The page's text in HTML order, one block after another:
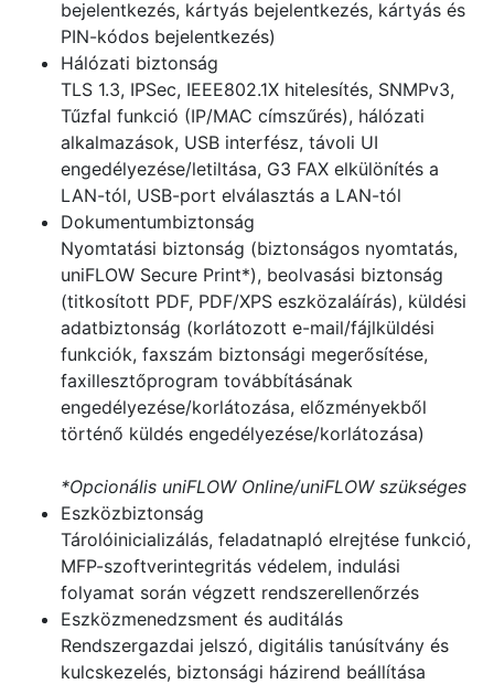
bejelentkezés, kártyás bejelentkezés, kártyás és
PIN-kódos bejelentkezés)
Hálózati biztonság
TLS 1.3, IPSec, IEEE802.1X hitelesítés, SNMPv3,
Tűzfal funkció (IP/MAC címszűrés), hálózati
alkalmazások, USB interfész, távoli UI
engedélyezése/letiltása, G3 FAX elkülönítés a
LAN-tól, USB-port elválasztás a LAN-tól
Dokumentumbiztonság
Nyomtatási biztonság (biztonságos nyomtatás,
uniFLOW Secure Print*), beolvasási biztonság
(titkosított PDF, PDF/XPS eszközaláírás), küldési
adatbiztonság (korlátozott e-mail/fájlküldési
funkciók, faxszám biztonsági megerősítése,
faxillesztőprogram továbbításának
engedélyezése/korlátozása, előzményekből
történő küldés engedélyezése/korlátozása)
*Opcionális uniFLOW Online/uniFLOW szükséges
Eszközbiztonság
Tárolóinicializálás, feladatnapló elrejtése funkció,
MFP-szoftverintegritás védelem, indulási
folyamat során végzett rendszerellenőrzés
Eszközmenedzsment és auditálás
Rendszergazdai jelszó, digitális tanúsítvány és
kulcskezelés, biztonsági házirend beállítása